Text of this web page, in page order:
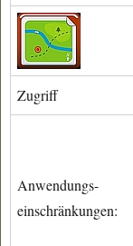
Zugriff
Anwendungs-
einschränkungen: